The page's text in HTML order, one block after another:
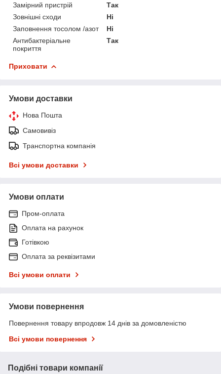
Замірний пристрій
Так
Зовнішні сходи
Ні
Заповнення тосолом /азот
Ні
Антибактеріальне
покриття
Так
Приховати
Умови доставки
Нова Пошта
Самовивіз
Транспортна компанія
Всі умови доставки
Умови оплати
Пром-оплата
Оплата на рахунок
Готівкою
Оплата за реквізитами
Всі умови оплати
Умови повернення
Повернення товару впродовж 14 днів за домовленістю
Всі умови повернення
Подібні товари компанії